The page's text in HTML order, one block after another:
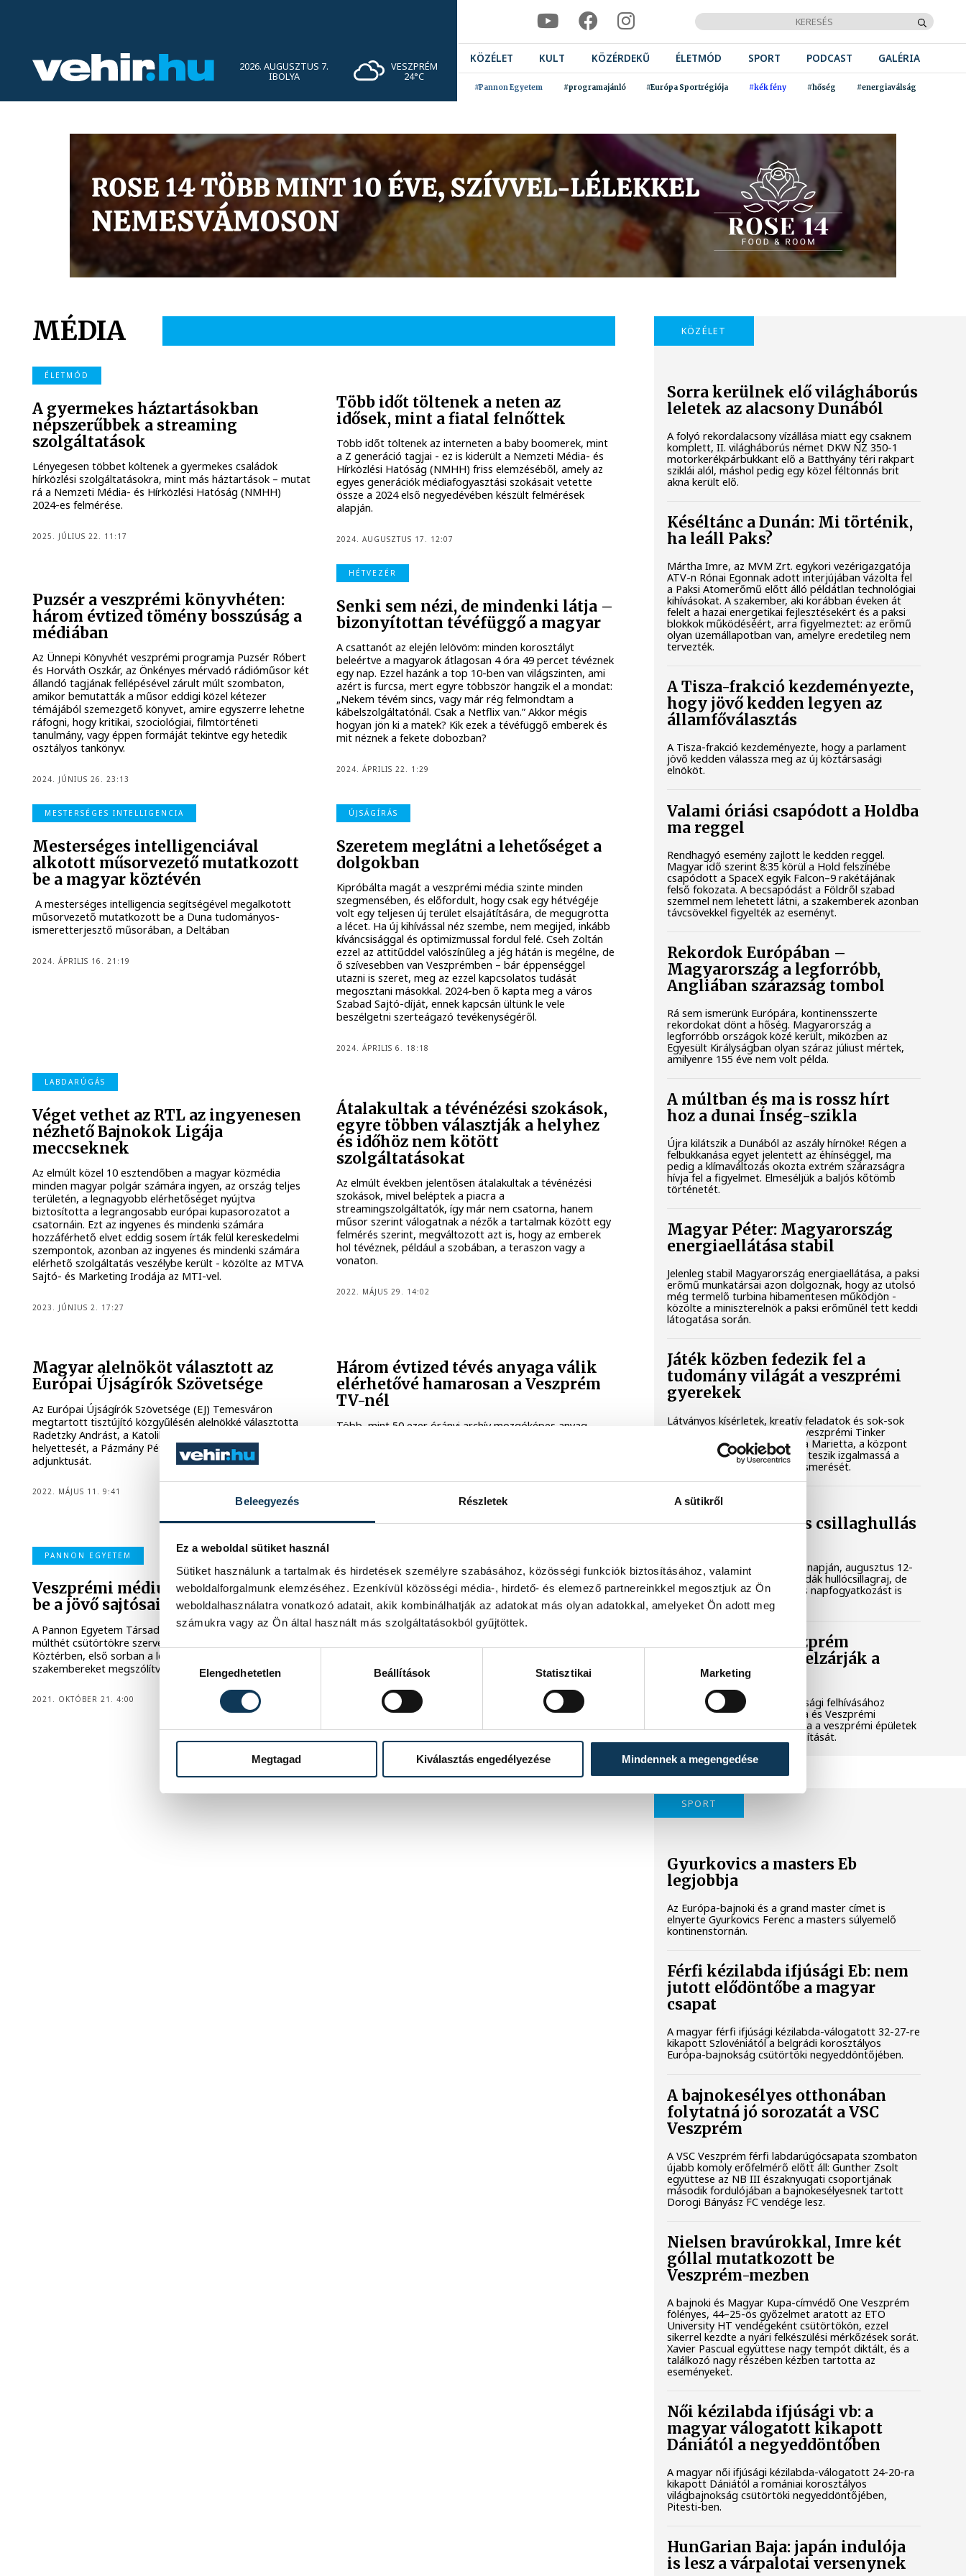
Beleegyezés Részletek A sütikről
Ez a weboldal sütiket használ
Sütiket használunk a tartalmak és hirdetések személyre szabásához, közösségi funkciók biztosításához, valamint
weboldalforgalmunk elemzéséhez. Ezenkívül közösségi média-, hirdető- és elemező partnereinkkel megosztjuk az Ön
weboldalhasználatra vonatkozó adatait, akik kombinálhatják az adatokat más olyan adatokkal, amelyeket Ön adott meg
számukra vagy az Ön által használt más szolgáltatásokból gyűjtöttek.
Hozzájárulás kiválasztása
Elengedhetetlen
Beállítások Statisztikai Marketing
Megtagad Kiválasztás engedélyezése Mindennek a megengedése
2026. AUGUSZTUS 7.
IBOLYA
VESZPRÉM
24°C
KÖZÉLET KULT KÖZÉRDEKŰ ÉLETMÓD SPORT PODCAST GALÉRIA
#Pannon Egyetem #programajánló #Európa Sportrégiója #kék fény #hőség #energiaválság
MÉDIA
ÉLETMÓD
A gyermekes háztartásokban
népszerűbbek a streaming
szolgáltatások
Lényegesen többet költenek a gyermekes családok
hírközlési szolgáltatásokra, mint más háztartások – mutat
rá a Nemzeti Média- és Hírközlési Hatóság (NMHH)
2024-es felmérése.
2025. JÚLIUS 22. 11:17
Több időt töltenek a neten az
idősek, mint a fiatal felnőttek
Több időt töltenek az interneten a baby boomerek, mint
a Z generáció tagjai - ez is kiderült a Nemzeti Média- és
Hírközlési Hatóság (NMHH) friss elemzéséből, amely az
egyes generációk médiafogyasztási szokásait vetette
össze a 2024 első negyedévében készült felmérések
alapján.
2024. AUGUSZTUS 17. 12:07
Puzsér a veszprémi könyvhéten:
három évtized tömény bosszúság a
médiában
Az Ünnepi Könyvhét veszprémi programja Puzsér Róbert
és Horváth Oszkár, az Önkényes mérvadó rádióműsor két
állandó tagjának fellépésével zárult múlt szombaton,
amikor bemutatták a műsor eddigi közel kétezer
témájából szemezgető könyvet, amire egyszerre lehetne
ráfogni, hogy kritikai, szociológiai, filmtörténeti
tanulmány, vagy éppen formáját tekintve egy hetedik
osztályos tankönyv.
2024. JÚNIUS 26. 23:13
HÉTVEZÉR
Senki sem nézi, de mindenki látja –
bizonyítottan tévéfüggő a magyar
A csattanót az elején lelövöm: minden korosztályt
beleértve a magyarok átlagosan 4 óra 49 percet tévéznek
egy nap. Ezzel hazánk a top 10-ben van világszinten, ami
azért is furcsa, mert egyre többször hangzik el a mondat:
„Nekem tévém sincs, vagy már rég felmondtam a
kábelszolgáltatónál. Csak a Netflix van.” Akkor mégis
hogyan jön ki a matek? Kik ezek a tévéfüggő emberek és
mit néznek a fekete dobozban?
2024. ÁPRILIS 22. 1:29
MESTERSÉGES INTELLIGENCIA
Mesterséges intelligenciával
alkotott műsorvezető mutatkozott
be a magyar köztévén
A mesterséges intelligencia segítségével megalkotott
műsorvezető mutatkozott be a Duna tudományos-
ismeretterjesztő műsorában, a Deltában
2024. ÁPRILIS 16. 21:19
ÚJSÁGÍRÁS
Szeretem meglátni a lehetőséget a
dolgokban
Kipróbálta magát a veszprémi média szinte minden
szegmensében, és előfordult, hogy csak egy hétvégéje
volt egy teljesen új terület elsajátítására, de megugrotta
a lécet. Ha új kihívással néz szembe, nem megijed, inkább
kíváncsisággal és optimizmussal fordul felé. Cseh Zoltán
ezzel az attitűddel valószínűleg a jég hátán is megélne, de
ő szívesebben van Veszprémben – bár éppenséggel
utazni is szeret, meg az ezzel kapcsolatos tudását
megosztani másokkal. 2024-ben ő kapta meg a város
Szabad Sajtó-díját, ennek kapcsán ültünk le vele
beszélgetni szerteágazó tevékenységéről.
2024. ÁPRILIS 6. 18:18
LABDARÚGÁS
Véget vethet az RTL az ingyenesen
nézhető Bajnokok Ligája
meccseknek
Az elmúlt közel 10 esztendőben a magyar közmédia
minden magyar polgár számára ingyen, az ország teljes
területén, a legnagyobb elérhetőséget nyújtva
biztosította a legrangosabb európai kupasorozatot a
csatornáin. Ezt az ingyenes és mindenki számára
hozzáférhető elvet eddig sosem írták felül kereskedelmi
szempontok, azonban az ingyenes és mindenki számára
elérhető szolgáltatás veszélybe került - közölte az MTVA
Sajtó- és Marketing Irodája az MTI-vel.
2023. JÚNIUS 2. 17:27
Átalakultak a tévénézési szokások,
egyre többen választják a helyhez
és időhöz nem kötött
szolgáltatásokat
Az elmúlt években jelentősen átalakultak a tévénézési
szokások, mivel beléptek a piacra a
streamingszolgáltatók, így már nem csatorna, hanem
műsor szerint válogatnak a nézők a tartalmak között egy
felmérés szerint, megváltozott azt is, hogy az emberek
hol tévéznek, például a szobában, a teraszon vagy a
vonaton.
2022. MÁJUS 29. 14:02
Magyar alelnököt választott az
Európai Újságírók Szövetsége
Az Európai Újságírók Szövetsége (EJ) Temesváron
megtartott tisztújító közgyűlésén alelnökké választotta
Radetzky Andrást, a Katolikus Rádió vezérigazgató-
helyettesét, a Pázmány Péter Katolikus Egyetem
adjunktusát.
2022. MÁJUS 11. 9:41
Három évtized tévés anyaga válik
elérhetővé hamarosan a Veszprém
TV-nél
Több, mint 50 ezer órányi archív mozgóképes anyag
2022. MÁJUS 1. 5:42
PANNON EGYETEM
Veszprémi médiumok mutatkoztak
be a jövő sajtósainak
A Pannon Egyetem Társadalomtudományi Intézete
múlthét csütörtökre szervezett beszélgetést a Pannon
Köztérben, első sorban a leendő kommunikációs
szakembereket megszólítva.
2021. OKTÓBER 21. 4:00
Megalakultak a zoomerek
Veszprémben
Idén megalakult a Veszprémi Diák Újságíró Klub,
KÖZÉLET
Sorra kerülnek elő világháborús
leletek az alacsony Dunából
A folyó rekordalacsony vízállása miatt egy csaknem
komplett, II. világháborús német DKW NZ 350-1
motorkerékpárbukkant elő a Batthyány téri rakpart
sziklái alól, máshol pedig egy közel féltonnás brit
akna került elő.
Késéltánc a Dunán: Mi történik,
ha leáll Paks?
Mártha Imre, az MVM Zrt. egykori vezérigazgatója
ATV-n Rónai Egonnak adott interjújában vázolta fel
a Paksi Atomerőmű előtt álló példátlan technológiai
kihívásokat. A szakember, aki korábban éveken át
felelt a hazai energetikai fejlesztésekért és a paksi
blokkok működéséért, arra figyelmeztet: az erőmű
olyan üzemállapotban van, amelyre eredetileg nem
tervezték.
A Tisza-frakció kezdeményezte,
hogy jövő kedden legyen az
államfőválasztás
A Tisza-frakció kezdeményezte, hogy a parlament
jövő kedden válassza meg az új köztársasági
elnököt.
Valami óriási csapódott a Holdba
ma reggel
Rendhagyó esemény zajlott le kedden reggel.
Magyar idő szerint 8:35 körül a Hold felszínébe
csapódott a SpaceX egyik Falcon–9 rakétájának
felső fokozata. A becsapódást a Földről szabad
szemmel nem lehetett látni, a szakemberek azonban
távcsövekkel figyelték az eseményt.
Rekordok Európában –
Magyarország a legforróbb,
Angliában szárazság tombol
Rá sem ismerünk Európára, kontinensszerte
rekordokat dönt a hőség. Magyarország a
legforróbb országok közé került, miközben az
Egyesült Királyságban olyan száraz júliust mértek,
amilyenre 155 éve nem volt példa.
A múltban és ma is rossz hírt
hoz a dunai Ínség-szikla
Újra kilátszik a Dunából az aszály hírnöke! Régen a
felbukkanása egyet jelentett az éhínséggel, ma
pedig a klímaváltozás okozta extrém szárazságra
hívja fel a figyelmet. Elmeséljük a baljós kőtömb
történetét.
Magyar Péter: Magyarország
energiaellátása stabil
Jelenleg stabil Magyarország energiaellátása, a paksi
erőmű munkatársai azon dolgoznak, hogy az utolsó
még termelő turbina hibamentesen működjön -
közölte a miniszterelnök a paksi erőműnél tett keddi
látogatása során.
Játék közben fedezik fel a
tudomány világát a veszprémi
gyerekek
Látványos kísérletek, kreatív feladatok és sok-sok
élmény várja a gyerekeket a veszprémi Tinker
Labsben. Videónkban Balassa Marietta, a központ
vezetője mutatja be, hogyan teszik izgalmassá a
természettudományok megismerését.
Augusztus 12-én
napfogyatkozás és csillaghullás
Az év legsűrűbb csillagászati napján, augusztus 12-
én éjjel tetőzik majd a Perseidák hullócsillagraj, de
ugyanezen a napon részleges napfogyatkozást is
meg lehet majd figyelni.
Lekapcsolják Veszprém
díszkivilágítását, elzárják a
szökőkutakat
A kormány energiatakarékossági felhívásához
csatlakozva Veszprém városa és Veszprémi
Főegyházmegye is lekapcsolta a veszprémi épületek
és nevezetességek díszkivilágítását.
SPORT
Gyurkovics a masters Eb
legjobbja
Az Európa-bajnoki és a grand master címet is
elnyerte Gyurkovics Ferenc a masters súlyemelő
kontinenstornán.
Férfi kézilabda ifjúsági Eb: nem
jutott elődöntőbe a magyar
csapat
A magyar férfi ifjúsági kézilabda-válogatott 32-27-re
kikapott Szlovéniától a belgrádi korosztályos
Európa-bajnokság csütörtöki negyeddöntőjében.
A bajnokesélyes otthonában
folytatná jó sorozatát a VSC
Veszprém
A VSC Veszprém férfi labdarúgócsapata szombaton
újabb komoly erőfelmérő előtt áll: Gunther Zsolt
együttese az NB III északnyugati csoportjának
második fordulójában a bajnokesélyesnek tartott
Dorogi Bányász FC vendége lesz.
Nielsen bravúrokkal, Imre két
góllal mutatkozott be
Veszprém-mezben
A bajnoki és Magyar Kupa-címvédő One Veszprém
fölényes, 44–25-ös győzelmet aratott az ETO
University HT vendégeként csütörtökön, ezzel
sikerrel kezdte a nyári felkészülési mérkőzések sorát.
Xavier Pascual együttese nagy tempót diktált, és a
találkozó nagy részében kézben tartotta az
eseményeket.
Női kézilabda ifjúsági vb: a
magyar válogatott kikapott
Dániától a negyeddöntőben
A magyar női ifjúsági kézilabda-válogatott 24-20-ra
kikapott Dániától a romániai korosztályos
világbajnokság csütörtöki negyeddöntőjében,
Pitesti-ben.
HunGarian Baja: japán indulója
is lesz a várpalotai versenynek